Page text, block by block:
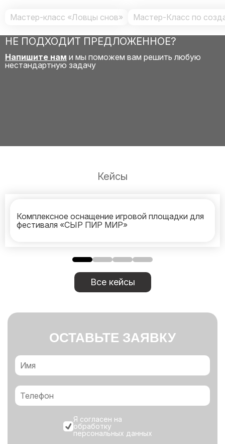
Мастер-класс «Ловцы снов» Мастер-Класс по
НЕ ПОДХОДИТ ПРЕДЛОЖЕННОЕ?
Напишите нам и мы поможем вам решить любую
нестандартную задачу
Кейсы
Комплексное оснащение игровой площадки для
фестиваля «СЫР ПИР МИР»
Все кейсы
ОСТАВЬТЕ ЗАЯВКУ
Я согласен на
обработку
персональных данных